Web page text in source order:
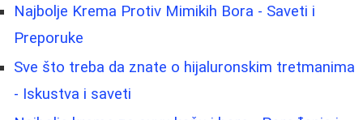
Najbolje Krema Protiv Mimikih Bora - Saveti i
Preporuke
Sve što treba da znate o hijaluronskim tretmanima
- Iskustva i saveti